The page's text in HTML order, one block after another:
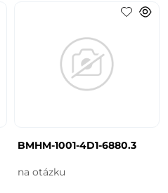
BMHM-1001-4D1-6880.3
na otázku